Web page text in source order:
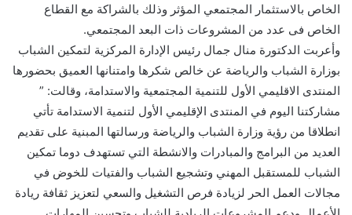
الخاص بالاستثمار المجتمعي المؤثر وذلك بالشراكة مع القطاع
الخاص فى عدد من المشروعات ذات البعد المجتمعي.
وأعربت الدكتورة منال جمال رئيس الإدارة المركزية لتمكين الشباب
بوزارة الشباب والرياضة عن خالص شكرها وامتنانها العميق بحضورها
المنتدى الاقليمي الأول للتنمية المجتمعية والاستدامة، وقالت: ”
مشاركتنا اليوم في المنتدى الإقليمي الأول لتنمية الاستدامة تأتي
انطلاقا من رؤية وزارة الشباب والرياضة ورسالتها المبنية على تقديم
العديد من البرامج والمبادرات والانشطة التي تستهدف دوما تمكين
الشباب للمستقبل المهني وتشجيع الشباب والفتيات للخوض في
مجالات العمل الحر لزيادة فرص التشغيل والسعي لتعزيز ثقافة ريادة